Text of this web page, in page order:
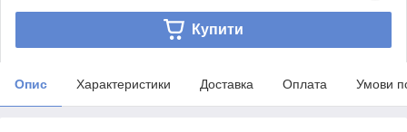
Купити
Опис Характеристики Доставка Оплата Умови